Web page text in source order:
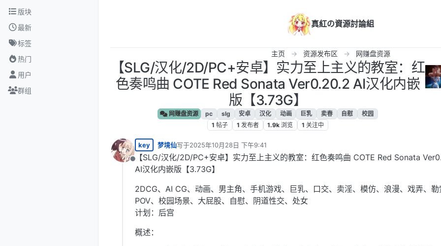
跳转至内容
版块
最新
标签
热门
用户
群组
真紅の資源討論組
主页 资源发布区 网赚盘资源
【SLG/汉化/2D/PC+安卓】实力至上主义的教室：红
色奏鸣曲 COTE Red Sonata Ver0.20.2 AI汉化内嵌
版【3.73G】
网赚盘资源 pc slg 安卓 汉化 动画 巨乳 卖春 自慰
校园
1 帖子 1 发布者 1.9k 浏览 1 关注中
离线
key 梦境仙写于2025年10月28日 下午9:41
最后由 编辑
【SLG/汉化/2D/PC+安卓】实力至上主义的教室：红色奏鸣曲 COTE Red Sonata
AI汉化内嵌版【3.73G】
2DCG、AI CG、动画、男主角、手机游戏、巨乳、口交、卖淫、模仿、浪漫、戏弄、勒
POV、校园场景、大屁股、自慰、阴道性交、处女
计划：后宫
概述：